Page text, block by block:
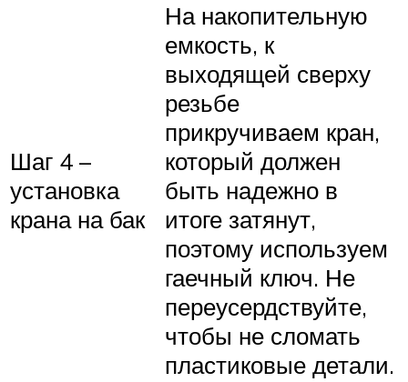
Шаг 4 –
установка
крана на бак
На накопительную
емкость, к
выходящей сверху
резьбе
прикручиваем кран,
который должен
быть надежно в
итоге затянут,
поэтому используем
гаечный ключ. Не
переусердствуйте,
чтобы не сломать
пластиковые детали.